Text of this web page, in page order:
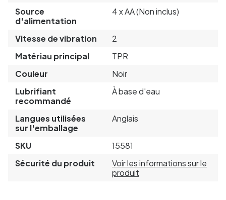
Source
d'alimentation
4 x AA (Non inclus)
Vitesse de vibration
2
Matériau principal
TPR
Couleur
Noir
Lubrifiant
recommandé
À base d'eau
Langues utilisées
sur l'emballage
Anglais
SKU
15581
Sécurité du produit
Voir les informations sur le
produit